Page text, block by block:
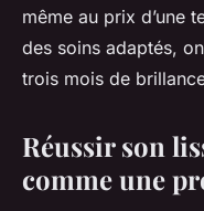
même au prix d’une
des soins adaptés,
trois mois de
Réussir son
comme une